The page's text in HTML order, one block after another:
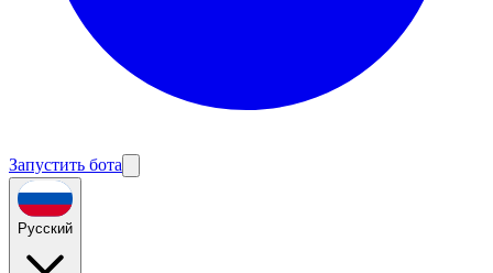
Запустить бота
Русский